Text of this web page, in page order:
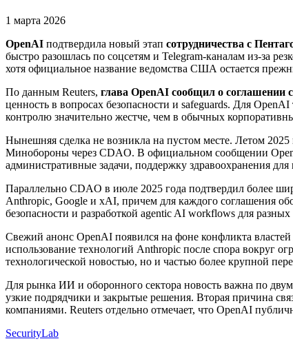
1 марта 2026
OpenAI подтвердила новый этап сотрудничества с
быстро разошлась по соцсетям и Telegram-каналам из-за
хотя официальное название ведомства США остается
По данным Reuters, глава OpenAI сообщил о
ценность в вопросах безопасности и safeguards. Для
контролю значительно жестче, чем в обычных
Нынешняя сделка не возникла на пустом месте. Летом
Минобороны через CDAO. В официальном сообщении
административные задачи, поддержку здравоохранения
Параллельно CDAO в июле 2025 года подтвердил более
Anthropic, Google и xAI, причем для каждого соглашения
безопасности и разработкой agentic AI workflows для разных
Свежий анонс OpenAI появился на фоне конфликта
использование технологий Anthropic после спора вокруг
технологической новостью, но и частью более крупной
Для рынка ИИ и оборонного сектора новость важна по
узкие подрядчики и закрытые решения. Вторая причина
компаниями. Reuters отдельно отмечает, что OpenAI
SecurityLab